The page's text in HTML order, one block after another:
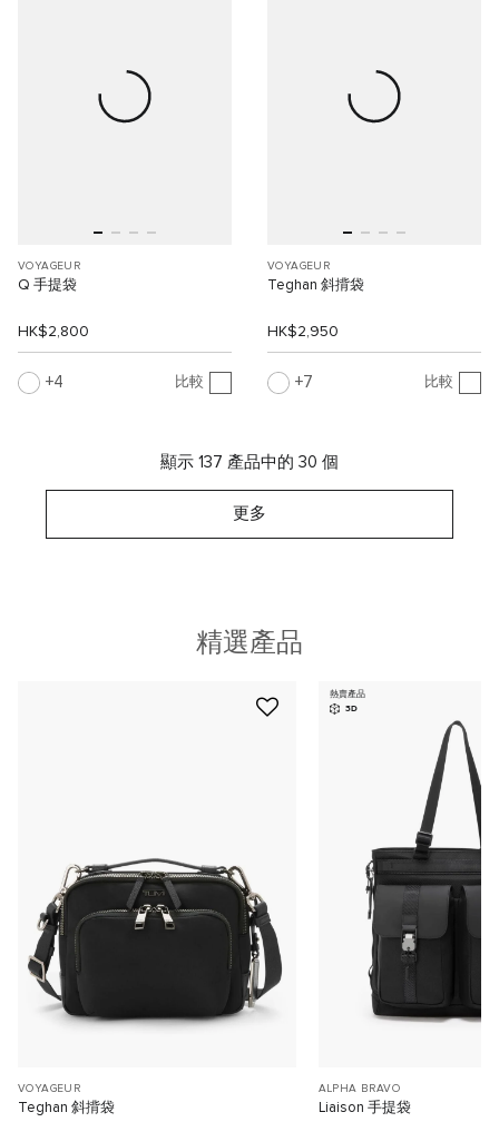
VOYAGEUR
Q 手提袋
HK$2,800
4 比較
VOYAGEUR
Teghan 斜揹袋
HK$2,950
7 比較
顯示 137 產品中的 30 個
更多
精選產品
VOYAGEUR
Teghan 斜揹袋
熱賣產品
3D
ALPHA BRAVO
Liaison 手提袋